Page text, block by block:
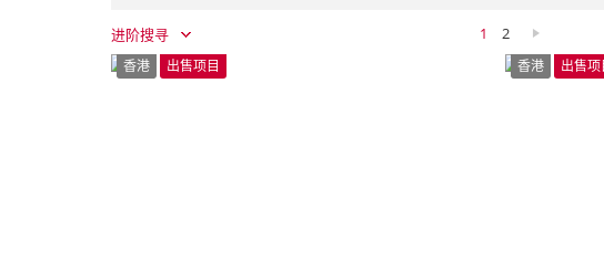
进阶搜寻 1 2
香港 出售项目 香港 出售项